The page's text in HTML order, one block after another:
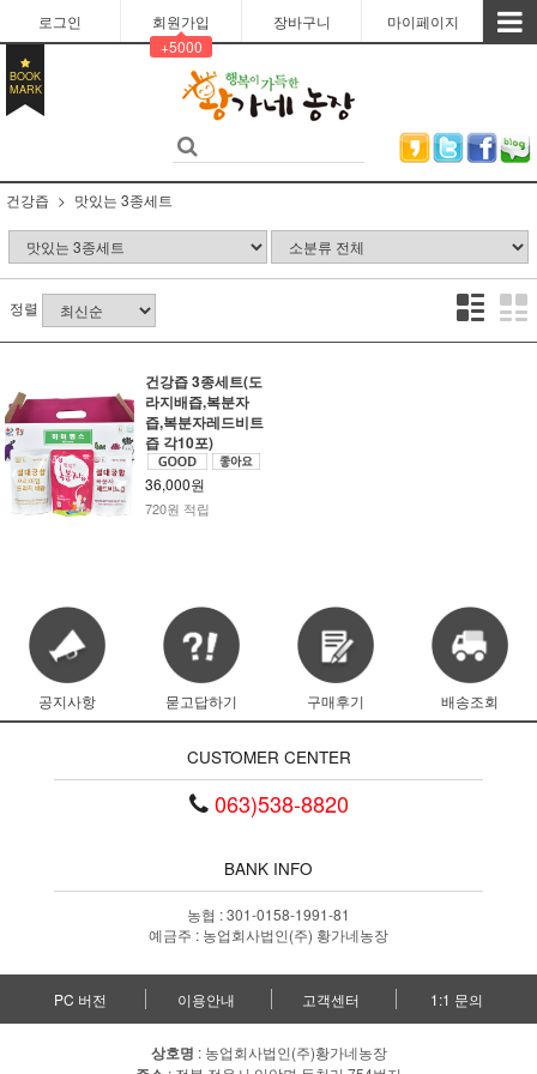
로그인
회원가입
+5000
장바구니 마이페이지
BOOK
MARK
건강즙 맛있는 3종세트
정렬
건강즙 3종세트(도
라지배즙,복분자
즙,복분자레드비트
즙 각10포)
36,000원
720원 적립
공지사항 묻고답하기 구매후기 배송조회
CUSTOMER CENTER
063)538-8820
BANK INFO
농협 : 301-0158-1991-81
예금주 : 농업회사법인(주) 황가네농장
PC 버전 이용안내 고객센터 1:1 문의
상호명 : 농업회사법인(주)황가네농장